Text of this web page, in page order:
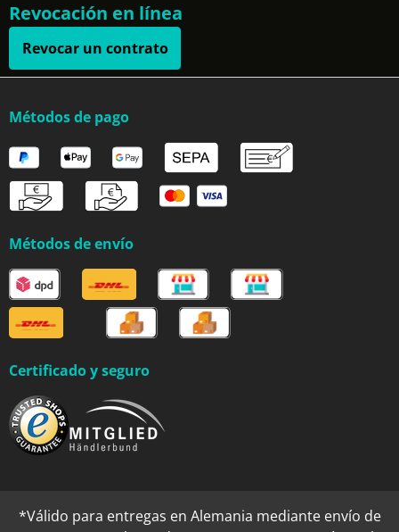
Revocación en línea
Revocar un contrato
Métodos de pago
Métodos de envío
Certificado y seguro
*Válido para entregas en Alemania mediante envío de